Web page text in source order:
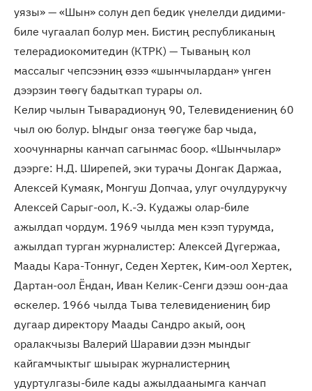
уязы» — «Шын» солун деп бедик үнелелди дидими-
биле чугаалап болур мен. Бистиң республиканың
телерадиокомитедин (КТРК) — Тываның кол
массалыг чепсээниң өзээ «шынчылардан» үнген
дээрзин төөгү бадыткап турары ол.
Келир чылын Тыварадионуң 90, Телевидениениң 60
чыл ою болур. Ындыг онза төөгүже бар чыда,
хоочуннарны канчап сагынмас боор. «Шынчылар»
дээрге: Н.Д. Ширепей, эки турачы Донгак Даржаа,
Алексей Кумаяк, Монгуш Допчаа, улуг очулдурукчу
Алексей Сарыг-оол, К.-Э. Кудажы олар-биле
ажылдап чордум. 1969 чылда мен кээп турумда,
ажылдап турган журналистер: Алексей Дүгержаа,
Маады Кара-Тоннуг, Седен Хертек, Ким-оол Хертек,
Дартан-оол Ёндан, Иван Келик-Сенги дээш оон-даа
өскелер. 1966 чылда Тыва телевидениениң бир
дугаар директору Маады Сандро акый, ооң
оралакчызы Валерий Шаравии дээн мындыг
кайгамчыктыг шыырак журналистерниң
удуртулгазы-биле кады ажылдаанымга канчап